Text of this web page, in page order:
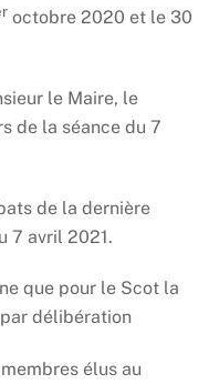
octobre 2020 et le 30
le Maire, le
de la séance du 7
de la dernière
7 avril 2021.
que pour le Scot la
délibération
élus au